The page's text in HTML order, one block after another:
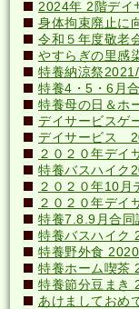
2024年 2階デイ
身体拘束廃止に
令和５年度敬老
やすらぎの里感
特養納涼祭
特養4・5・6月
特養母の日＆ホ
デイサービスゲ
デイサービス
２０２０年デイ
特養バスハイク
２０２０年10月
２０２０年デ
特養7.8.9月合
特養バスハイク
特養野外食
特養ホーム喫茶
特養節分豆まき
あけましておめ